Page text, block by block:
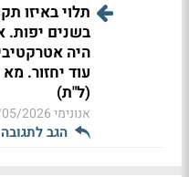
תלוי באיזו
בשנים יפות.
היה
עוד יחזור.
(ל"ת)
אנונימי2026 00:25
הגב לתגובה